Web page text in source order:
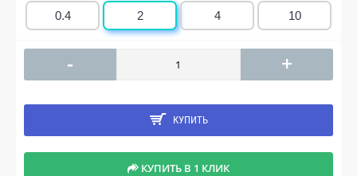
0.4 2 4 10
- +
КУПИТЬ
КУПИТЬ В 1 КЛИК